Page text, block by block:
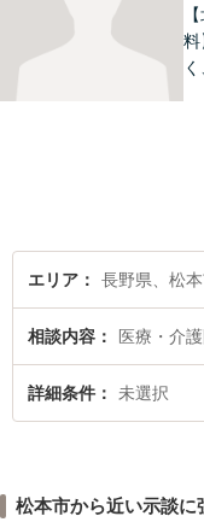
料
テ
エリア 長野県、松
相談内容 医療・介
詳細条件 未選択
松本市から近い示談に